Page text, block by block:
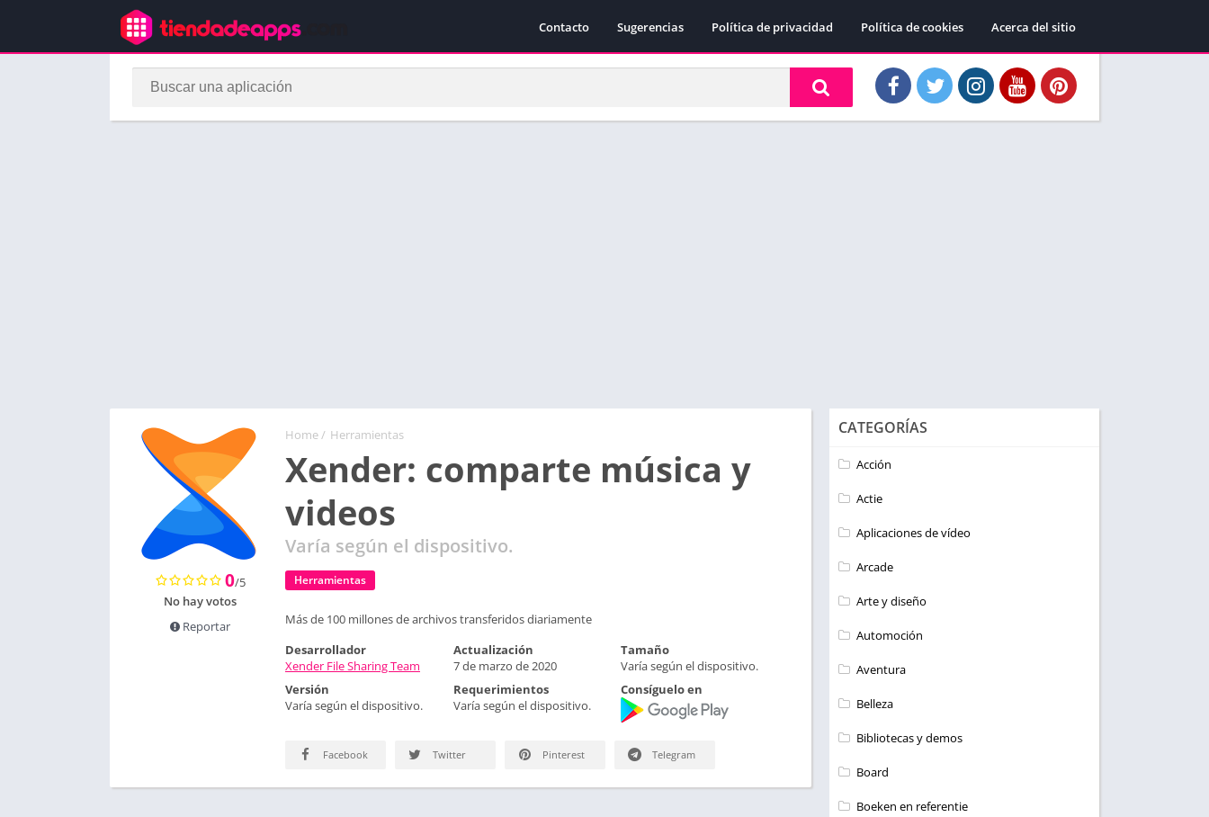
Contacto Sugerencias Política de privacidad Política de cookies Acerca del sitio
Home/ Herramientas
Xender: comparte música y
videos
Varía según el dispositivo.
Herramientas
Más de 100 millones de archivos transferidos diariamente
0/5
No hay votos
Reportar
Desarrollador
Xender File Sharing Team
Actualización
7 de marzo de 2020
Tamaño
Varía según el dispositivo.
Versión
Varía según el dispositivo.
Requerimientos
Varía según el dispositivo.
Consíguelo en
Facebook Twitter Pinterest Telegram
CATEGORÍAS
Acción
Actie
Aplicaciones de vídeo
Arcade
Arte y diseño
Automoción
Aventura
Belleza
Bibliotecas y demos
Board
Boeken en referentie